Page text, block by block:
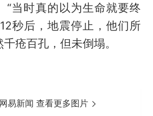
“当时真的以为生命就要终
秒后，地震停止，他们所
疮百孔，但未倒塌。
易新闻 查看更多图片